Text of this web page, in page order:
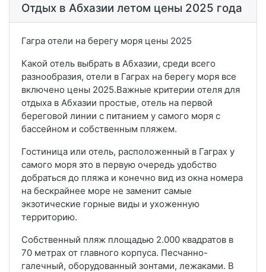
Отдых в Абхазии летом цены 2025 года
Гагра отели на берегу моря цены 2025
Какой отель выбрать в Абхазии, среди всего
разнообразия, отели в Гаграх на берегу моря все
включено цены 2025.Важные критерии отеля для
отдыха в Абхазии простые, отель на первой
береговой линии с питанием у самого моря с
бассейном и собственным пляжем.
Гостиница или отель, расположенный в Гаграх у
самого моря это в первую очередь удобство
добраться до пляжа и конечно вид из окна номера
на бескрайнее море не заменит самые
экзотические горные виды и ухоженную
территорию.
Собственный пляж площадью 2.000 квадратов в
70 метрах от главного корпуса. Песчанно-
галечный, оборудованный зонтами, лежаками. В